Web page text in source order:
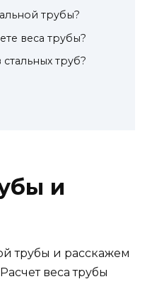
трубы?
веса трубы?
труб?
и
трубы и расскажем
веса трубы